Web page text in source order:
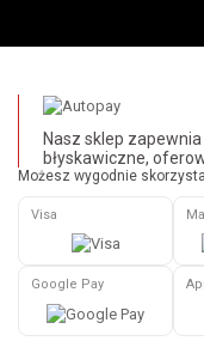
Nasz sklep
błyskawiczne,
Możesz wygodnie
Visa
Google Pay